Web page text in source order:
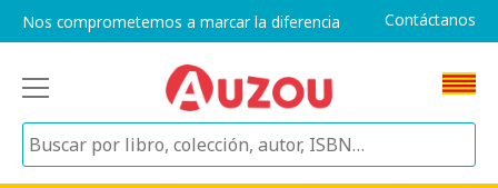
Nos comprometemos a marcar la diferencia Contáctanos